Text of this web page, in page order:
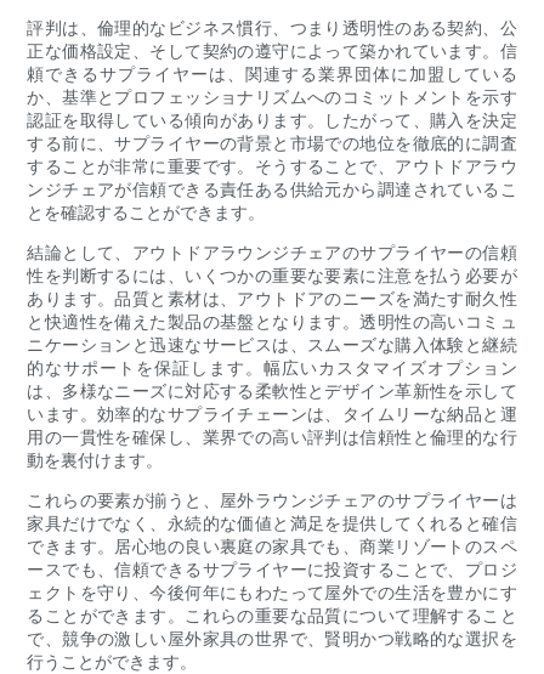
評判は、倫理的なビジネス慣行、つまり透明性のある契約、公
正な価格設定、そして契約の遵守によって築かれています。信
頼できるサプライヤーは、関連する業界団体に加盟している
か、基準とプロフェッショナリズムへのコミットメントを示す
認証を取得している傾向があります。したがって、購入を決定
する前に、サプライヤーの背景と市場での地位を徹底的に調査
することが非常に重要です。そうすることで、アウトドアラウ
ンジチェアが信頼できる責任ある供給元から調達されているこ
とを確認することができます。
結論として、アウトドアラウンジチェアのサプライヤーの信頼
性を判断するには、いくつかの重要な要素に注意を払う必要が
あります。品質と素材は、アウトドアのニーズを満たす耐久性
と快適性を備えた製品の基盤となります。透明性の高いコミュ
ニケーションと迅速なサービスは、スムーズな購入体験と継続
的なサポートを保証します。幅広いカスタマイズオプション
は、多様なニーズに対応する柔軟性とデザイン革新性を示して
います。効率的なサプライチェーンは、タイムリーな納品と運
用の一貫性を確保し、業界での高い評判は信頼性と倫理的な行
動を裏付けます。
これらの要素が揃うと、屋外ラウンジチェアのサプライヤーは
家具だけでなく、永続的な価値と満足を提供してくれると確信
できます。居心地の良い裏庭の家具でも、商業リゾートのスペ
ースでも、信頼できるサプライヤーに投資することで、プロジ
ェクトを守り、今後何年にもわたって屋外での生活を豊かにす
ることができます。これらの重要な品質について理解すること
で、競争の激しい屋外家具の世界で、賢明かつ戦略的な選択を
行うことができます。